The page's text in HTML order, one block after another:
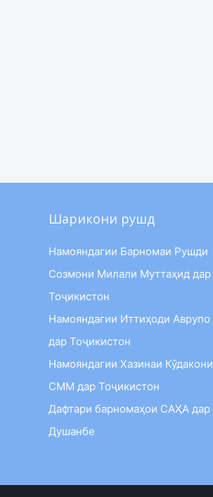
Шарикони рушд
Намояндагии Барномаи Рушди
Созмони Милали Муттаҳид дар
Тоҷикистон
Намояндагии Иттиҳоди Аврупо
дар Тоҷикистон
Намояндагии Хазинаи Кӯдакони
СММ дар Тоҷикистон
Дафтари барномаҳои САҲА дар
Душанбе